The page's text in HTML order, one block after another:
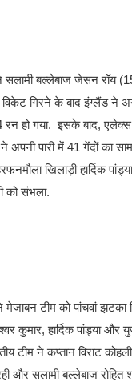
बल्लेबाज जेसन रॉय
गिरने के बाद इंग्लैंड ने
हो गया. इसके बाद,
अपनी पारी में 41 गेंदों का
खिलाड़ी हार्दिक
को संभला.
टीम को पांचवां झटका
कुमार, हार्दिक पांड्या
टीम ने कप्तान विराट
और सलामी बल्लेबाज रोहित